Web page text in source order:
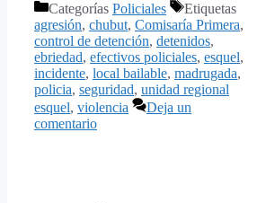
Categorías Policiales
Etiquetas
agresión, chubut, Comisaría Primera,
control de detención, detenidos,
ebriedad, efectivos policiales, esquel,
incidente, local bailable, madrugada,
policia, seguridad, unidad regional
esquel, violencia
Deja un
comentario